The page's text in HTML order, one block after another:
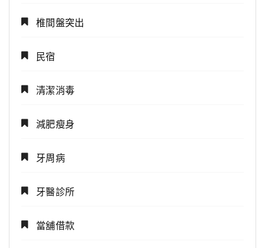
椎間盤突出
民宿
清潔消毒
減肥瘦身
牙周病
牙醫診所
當舖借款